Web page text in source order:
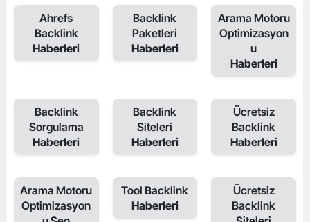
Ahrefs
Backlink
Haberleri
Backlink
Paketleri
Haberleri
Arama Motoru
Optimizasyon
u
Haberleri
Backlink
Sorgulama
Haberleri
Backlink
Siteleri
Haberleri
Ücretsiz
Backlink
Haberleri
Arama Motoru
Optimizasyon
Tool Backlink
Haberleri
Ücretsiz
Backlink